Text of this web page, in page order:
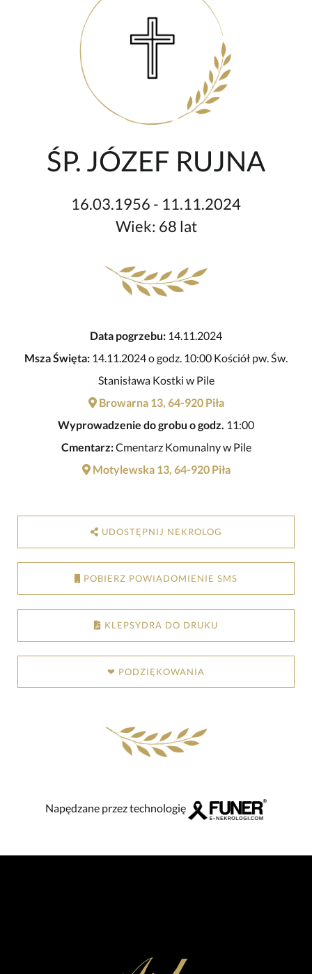
ŚP. JÓZEF RUJNA
16.03.1956 - 11.11.2024
Wiek: 68 lat
Data pogrzebu: 14.11.2024
Msza Święta: 14.11.2024 o godz. 10:00 Kościół pw. Św.
Stanisława Kostki w Pile
Browarna 13, 64-920 Piła
Wyprowadzenie do grobu o godz. 11:00
Cmentarz:Cmentarz Komunalny w Pile
Motylewska 13, 64-920 Piła
UDOSTĘPNIJ NEKROLOG
POBIERZ POWIADOMIENIE SMS
KLEPSYDRA DO DRUKU
❤ PODZIĘKOWANIA
Napędzane przez technologię